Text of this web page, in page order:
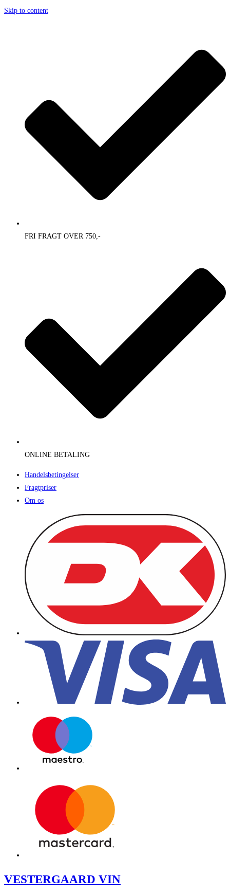
Skip to content
FRI FRAGT OVER 750,-
ONLINE BETALING
Handelsbetingelser
Fragtpriser
Om os
VESTERGAARD VIN